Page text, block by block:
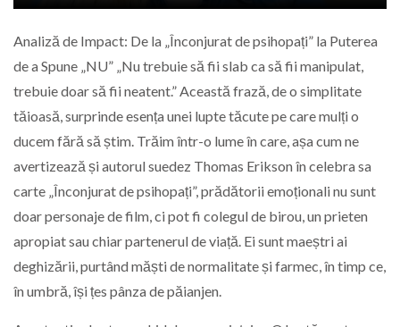
Analiză de Impact: De la „Înconjurat de psihopați” la Puterea
de a Spune „NU” „Nu trebuie să fii slab ca să fii manipulat,
trebuie doar să fii neatent.” Această frază, de o simplitate
tăioasă, surprinde esența unei lupte tăcute pe care mulți o
ducem fără să știm. Trăim într-o lume în care, așa cum ne
avertizează și autorul suedez Thomas Erikson în celebra sa
carte „Înconjurat de psihopați”, prădătorii emoționali nu sunt
doar personaje de film, ci pot fi colegul de birou, un prieten
apropiat sau chiar partenerul de viață. Ei sunt maeștri ai
deghizării, purtând măști de normalitate și farmec, în timp ce,
în umbră, își țes pânza de păianjen.